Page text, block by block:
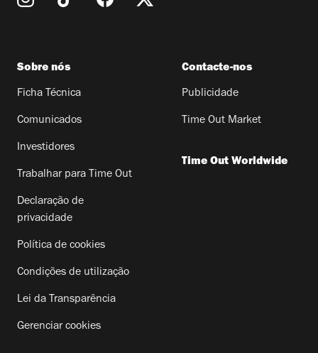
Sobre nós
Ficha Técnica
Comunicados
Investidores
Trabalhar para Time Out
Declaração de
privacidade
Política de cookies
Condições de utilização
Lei da Transparência
Gerenciar cookies
Contacte-nos
Publicidade
Time Out Market
Time Out Worldwide